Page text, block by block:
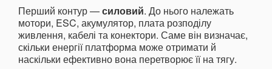
Перший контур —силовий. До нього належать
мотори, ESC, акумулятор, плата розподілу
живлення, кабелі та конектори. Саме він визначає,
скільки енергії платформа може отримати й
наскільки ефективно вона перетворює її на тягу.